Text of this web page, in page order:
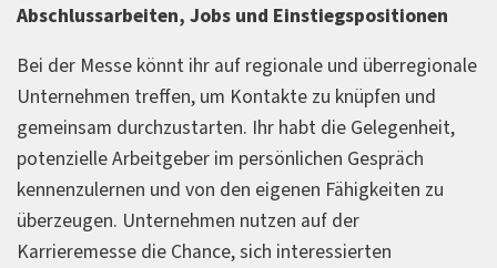
Abschlussarbeiten, Jobs und Einstiegspositionen
Bei der Messe könnt ihr auf regionale und überregionale
Unternehmen treffen, um Kontakte zu knüpfen und
gemeinsam durchzustarten. Ihr habt die Gelegenheit,
potenzielle Arbeitgeber im persönlichen Gespräch
kennenzulernen und von den eigenen Fähigkeiten zu
überzeugen. Unternehmen nutzen auf der
Karrieremesse die Chance, sich interessierten